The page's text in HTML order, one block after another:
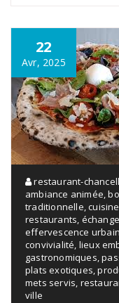
22
Avr, 2025
restaurant-
ambiance animée,
traditionnelle,
restaurants,
effervescence
convivialité, lieux
gastronomiques,
plats exotiques,
mets servis,
ville